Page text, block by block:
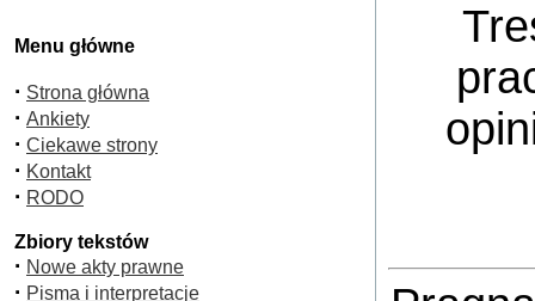
Menu główne
· Strona główna
· Ankiety
· Ciekawe strony
· Kontakt
· RODO
Zbiory tekstów
· Nowe akty prawne
· Pisma i interpretacje